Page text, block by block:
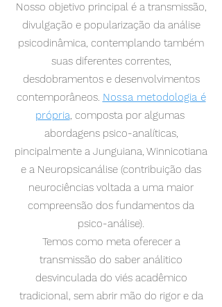
Nosso objetivo principal é a transmissão,
divulgação e popularização da análise
psicodinâmica, contemplando também
suas diferentes correntes,
desdobramentos e desenvolvimentos
contemporâneos. Nossa metodologia é
própria, composta por algumas
abordagens psico-analíticas,
pincipalmente a Junguiana, Winnicotiana
e a Neuropsicanálise (contribuição das
neurociências voltada a uma maior
compreensão dos fundamentos da
psico-análise).
Temos como meta oferecer a
transmissão do saber análitico
desvinculada do viés acadêmico
tradicional, sem abrir mão do rigor e da